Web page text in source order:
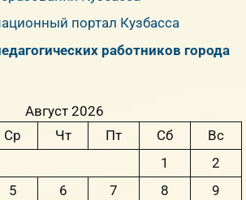
портал Кузбасса
работников города
Август 2026
Ср Чт Пт Сб
Вс
1
2
5 6 7 8 9